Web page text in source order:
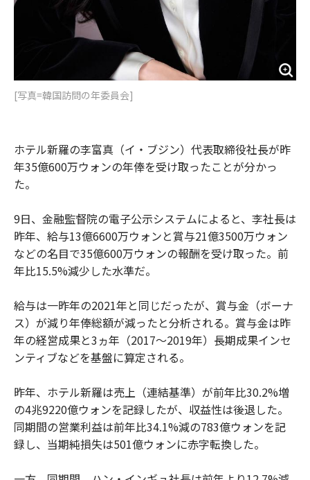
[写真=韓国訪問の年委員会]
ホテル新羅の李富真（イ・ブジン）代表取締役社長が昨
年35億600万ウォンの年俸を受け取ったことが分かっ
た。
9日、金融監督院の電子公示システムによると、李社長は
昨年、給与13億6600万ウォンと賞与21億3500万ウォン
などの名目で35億600万ウォンの報酬を受け取った。前
年比15.5%減少した水準だ。
給与は一昨年の2021年と同じだったが、賞与金（ボーナ
ス）が減り年俸総額が減ったと分析される。賞与金は昨
年の経営成果と3ヵ年（2017～2019年）長期成果インセ
ンティブなどを基盤に算定される。
昨年、ホテル新羅は売上（連結基準）が前年比30.2%増
の4兆9220億ウォンを記録したが、収益性は後退した。
同期間の営業利益は前年比34.1%減の783億ウォンを記
録し、当期純損失は501億ウォンに赤字転換した。